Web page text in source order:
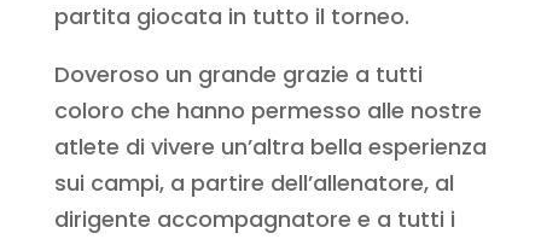
partita giocata in tutto il torneo.
Doveroso un grande grazie a tutti
coloro che hanno permesso alle nostre
atlete di vivere un’altra bella esperienza
sui campi, a partire dell’allenatore, al
dirigente accompagnatore e a tutti i